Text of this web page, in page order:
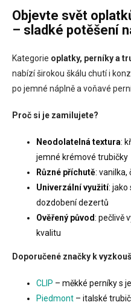
Objevte svět
– sladké potěšení
Kategorie oplatky, perníky a
nabízí širokou škálu chutí i
po jemné náplně a voňavé
Proč si je zamilujete?
Neodolatelná textura:
jemné krémové trubičky
Různé příchutě: vanilka,
Univerzální využití: jako
dozdobení dezertů
Ověřený původ: pečlivě
kvalitu
Doporučené značky k
CLIP – měkké perníky s
Piedmont – italské